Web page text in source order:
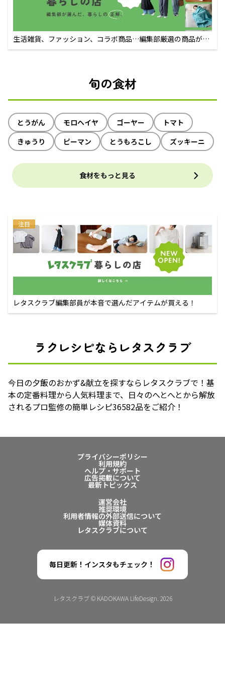
生活雑貨、ファッション、コラボ商品…編集部厳選の商品が買
えるECサイト
旬の食材
とうがん モロヘイヤ ゴーヤー
トマト
きゅうり
ピーマン とうもろこし ズッキーニ
食材をもっと見る
注目
レタスクラブ編集部員が本音で選んだアイテムが買える！
ラクレシピならレタスクラブ
今日の夕飯のおかず&献立を探すならレタスクラブで！基
本の定番料理から人気料理まで、日々のへとへとから解放
されるプロ監修の簡単レシピ36582品をご紹介！
プライバシーポリシー
利用規約
ヘルプ・サポート
広告掲載について
最新トピックス
運営会社
推奨環境
利用者情報の外部送信について
媒体資料
レタスクラブについて
毎日更新！インスタもチェック！
レタスクラブ © KADOKAWA LifeDesign. 2026